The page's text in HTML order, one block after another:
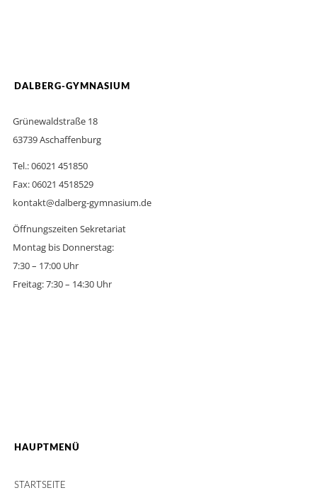
DALBERG-GYMNASIUM
Grünewaldstraße 18
63739 Aschaffenburg
Tel.: 06021 451850
Fax: 06021 4518529
kontakt@dalberg-gymnasium.de
Öffnungszeiten Sekretariat
Montag bis Donnerstag:
7:30 – 17:00 Uhr
Freitag: 7:30 – 14:30 Uhr
HAUPTMENÜ
STARTSEITE